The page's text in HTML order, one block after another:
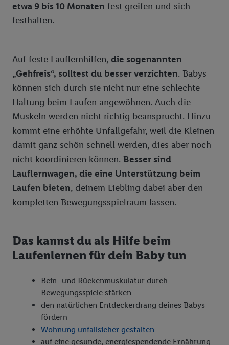
Milbona
Knabberwaren
Nährmittel, Teigwaren, Backzutaten
Süßwaren
Bon Gelati
Unsere Eigenmarken: Tiernahrung
Vegane Produkte
Wasch-, Putz-, Reinigungsmittel
etwa 9 bis 10 Monaten fest greifen und sich
festhalten.
Auf feste Lauflernhilfen, die sogenannten
„Gehfreis“, solltest du besser verzichten. Babys
können sich durch sie nicht nur eine schlechte
Haltung beim Laufen angewöhnen. Auch die
Muskeln werden nicht richtig beansprucht. Hinzu
kommt eine erhöhte Unfallgefahr, weil die Kleinen
damit ganz schön schnell werden, dies aber noch
nicht koordinieren können. Besser sind
Lauflernwagen, die eine Unterstützung beim
Laufen bieten, deinem Liebling dabei aber den
kompletten Bewegungsspielraum lassen.
Das kannst du als Hilfe beim
Laufenlernen für dein Baby tun
Bein- und Rückenmuskulatur durch
Bewegungsspiele stärken
den natürlichen Entdeckerdrang deines Babys
fördern
Wohnung unfallsicher gestalten
auf eine gesunde, energiespendende Ernährung